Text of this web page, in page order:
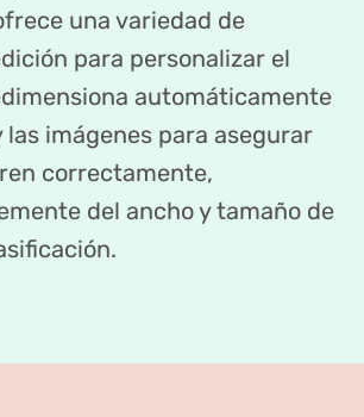
una variedad de
para personalizar el
automáticamente
las imágenes para asegurar
correctamente,
del ancho y tamaño de